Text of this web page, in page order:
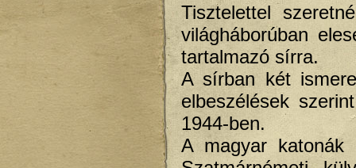
Tisztelettel
világháborúban
tartalmazó sírra.
A sírban két
elbeszélések
1944-ben.
A magyar katonák